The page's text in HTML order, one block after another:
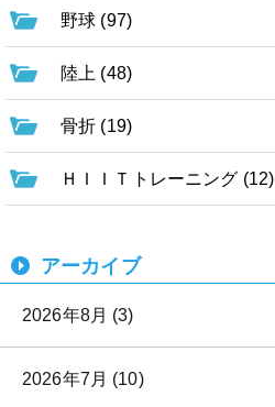
野球 (97)
陸上 (48)
骨折 (19)
ＨＩＩＴトレーニング (12)
アーカイブ
2026年8月 (3)
2026年7月 (10)